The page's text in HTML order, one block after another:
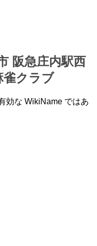
阪急庄内駅西
雀クラブ
効な WikiName ではあ